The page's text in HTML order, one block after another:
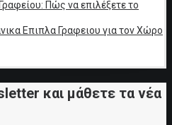
Πώς να επιλέξετε το
Επιπλα Γραφειου για τον Χώρο
και μάθετε τα νέα